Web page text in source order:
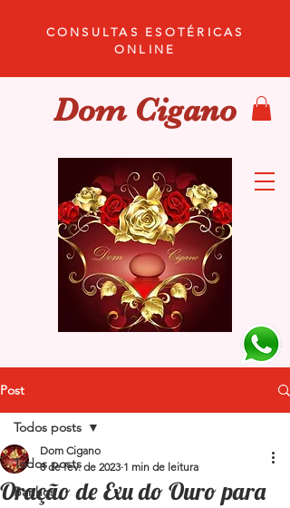
Dom Cigano
CONSULTAS ESOTÉRICAS
ONLINE
Post
Todos posts
Banhos
Todos posts
Oração de Exu do Ouro para
Dom Cigano
8 de fev. de 2023 1 min de leitura